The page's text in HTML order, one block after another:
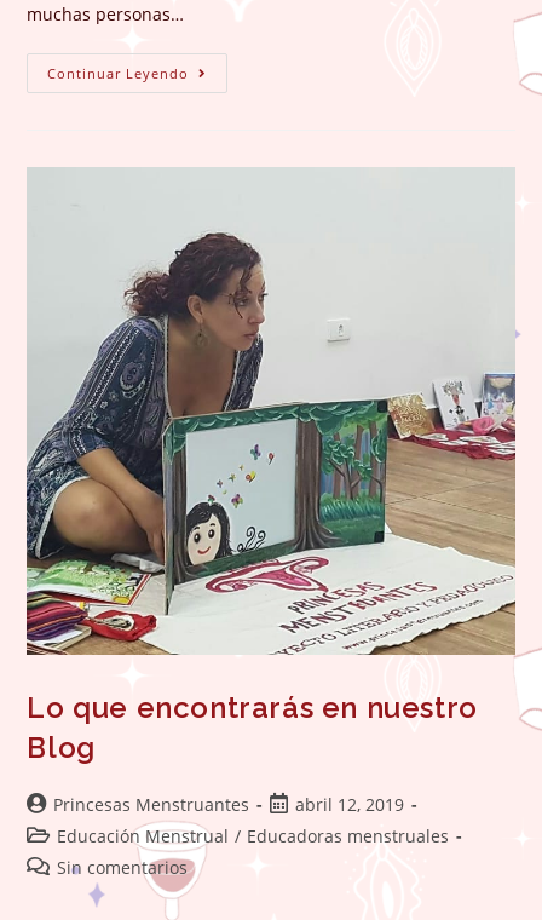
muchas personas…
Continuar Leyendo Sangro
Cada
Humanidad
Lo que encontrarás en nuestro
Blog
Autor
de
la
entrada:
Princesas Menstruantes
Publicación
de
abril 12, 2019
Categoría
de
entrada:
Educación Menstrual / Educadoras menstruales
Comentarios
Sin comentarios